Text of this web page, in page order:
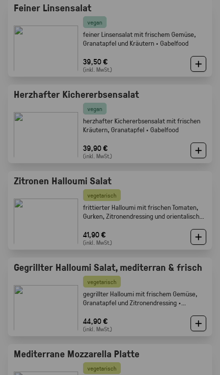
Feiner Linsensalat
vegan
feiner Linsensalat mit frischem Gemüse,
Granatapfel und Kräutern · Gabelfood
39,50 €
(inkl. MwSt.)
Herzhafter Kichererbsensalat
vegan
herzhafter Kichererbsensalat mit frischen
Kräutern, Granatapfel · Gabelfood
39,90 €
(inkl. MwSt.)
Zitronen Halloumi Salat
vegetarisch
frittierter Halloumi mit frischen Tomaten,
Gurken, Zitronendressing und orientalischen
41,90 €
(inkl. MwSt.)
Gegrillter Halloumi Salat, mediterran & frisch
vegetarisch
gegrillter Halloumi mit frischem Gemüse,
Granatapfel und Zitronendressing ·
44,90 €
(inkl. MwSt.)
Mediterrane Mozzarella Platte
vegetarisch